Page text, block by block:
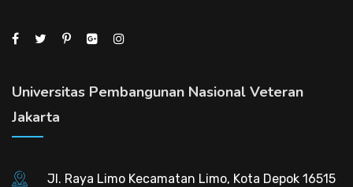
Universitas Pembangunan Nasional Veteran
Jakarta
Jl. Raya Limo Kecamatan Limo, Kota Depok 16515